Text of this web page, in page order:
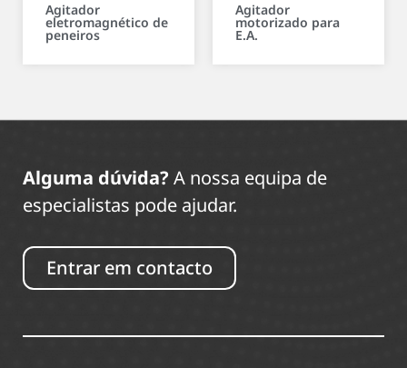
Agitador
eletromagnético de
peneiros
Agitador
motorizado para
E.A.
Alguma dúvida? A nossa equipa de
especialistas pode ajudar.
Entrar em contacto